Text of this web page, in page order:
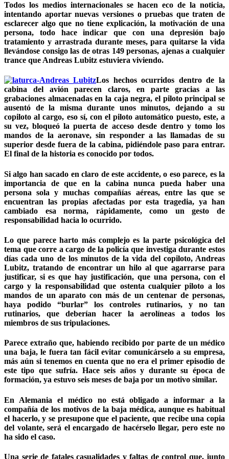
Todos los medios internacionales se hacen eco de la noticia,
intentando aportar nuevas versiones o pruebas que traten de
esclarecer algo que no tiene explicación, la motivación de una
persona, todo hace indicar que con una depresión bajo
tratamiento y arrastrada durante meses, para quitarse la vida
llevándose consigo las de otras 149 personas, ajenas a cualquier
trance que Andreas Lubitz estuviera viviendo.
Los hechos ocurridos dentro de la
cabina del avión parecen claros, en parte gracias a las
grabaciones almacenadas en la caja negra, el piloto principal se
ausentó de la misma durante unos minutos, dejando a su
copiloto al cargo, eso sí, con el piloto automático puesto, este, a
su vez, bloqueó la puerta de acceso desde dentro y tomo los
mandos de la aeronave, sin responder a las llamadas de su
superior desde fuera de la cabina, pidiéndole paso para entrar.
El final de la historia es conocido por todos.
Si algo han sacado en claro de este accidente, o eso parece, es la
importancia de que en la cabina nunca pueda haber una
persona sola y muchas compañías aéreas, entre las que se
encuentran las propias afectadas por esta tragedia, ya han
cambiado esa norma, rápidamente, como un gesto de
responsabilidad hacia lo ocurrido.
Lo que parece harto más complejo es la parte psicológica del
tema que corre a cargo de la policía que investiga durante estos
días cada uno de los minutos de la vida del copiloto, Andreas
Lubitz, tratando de encontrar un hilo al que agarrarse para
justificar, si es que hay justificación, que una persona, con el
cargo y la responsabilidad que ostenta cualquier piloto a los
mandos de un aparato con más de un centenar de personas,
haya podido “burlar” los controles rutinarios, y no tan
rutinarios, que deberían hacer la aerolíneas a todos los
miembros de sus tripulaciones.
Parece extraño que, habiendo recibido por parte de un médico
una baja, le fuera tan fácil evitar comunicárselo a su empresa,
más aún si tenemos en cuenta que no era el primer episodio de
este tipo que sufría. Hace seis años y durante su época de
formación, ya estuvo seis meses de baja por un motivo similar.
En Alemania el médico no está obligado a informar a la
compañía de los motivos de la baja médica, aunque es habitual
el hacerlo, y se presupone que el paciente, que recibe una copia
del volante, será el encargado de hacérselo llegar, pero este no
ha sido el caso.
Una serie de fatales casualidades y faltas de control que, junto